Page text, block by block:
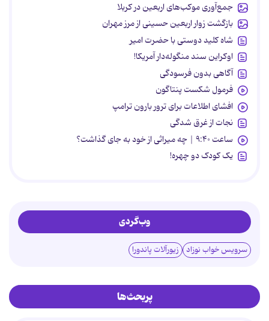
جمع‌آوری موکب‌های اربعین در کربلا
بازگشت زوار اربعین حسینی از مرز مهران
شاه کلید دوستی با حضرت امیر
اوکراین سند منگوله‌دار آمریکا!
آگاهی بدون فرسودگی
فرمول شکست پنتاگون
افشای اطلاعات برای ترور بارون ترامپ
نجات از غرق شدگی
ساعت ۹:۴۰ | چه میراثی از خود به جای گذاشت؟
یک کودک دو چهره!
وب‌گردی
سرویس خواب نوزاد زیورآلات پاندورا
پربحث‌ها